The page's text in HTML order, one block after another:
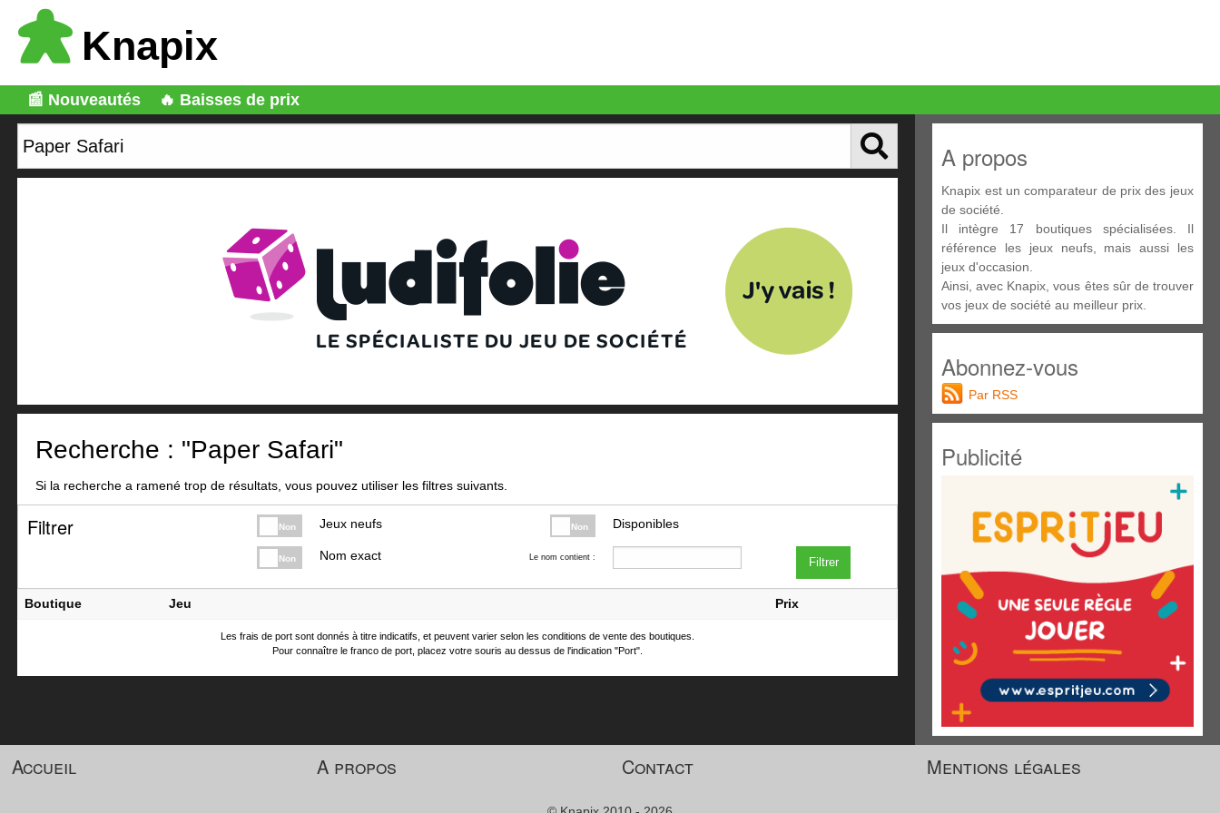
Knapix
📰 Nouveautés 🔥 Baisses de prix
Recherche : "Paper Safari"
Si la recherche a ramené trop de résultats, vous pouvez utiliser les filtres suivants.
Filtrer Non Jeux neufs Non Disponibles
Non Nom exact Le nom contient : Filtrer
Boutique Jeu Prix
Les frais de port sont donnés à titre indicatifs, et peuvent varier selon les conditions de vente des boutiques.
Pour connaître le franco de port, placez votre souris au dessus de l'indication "Port".
A propos
Knapix est un comparateur de prix des jeux
de société.
Il intègre 17 boutiques spécialisées. Il
référence les jeux neufs, mais aussi les
jeux d'occasion.
Ainsi, avec Knapix, vous êtes sûr de trouver
vos jeux de société au meilleur prix.
Abonnez-vous
Par RSS
Publicité
Accueil A propos Contact Mentions légales